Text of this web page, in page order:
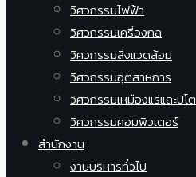
วิศวกรรมไฟฟ้า
วิศวกรรมเครื่องกล
วิศวกรรมสิ่งแวดล้อม
วิศวกรรมอุตสาหการ
วิศวกรรมเหมืองแร่และปิโ
วิศวกรรมคอมพิวเตอร์
สำนักงาน
งานบริหารทั่วไป